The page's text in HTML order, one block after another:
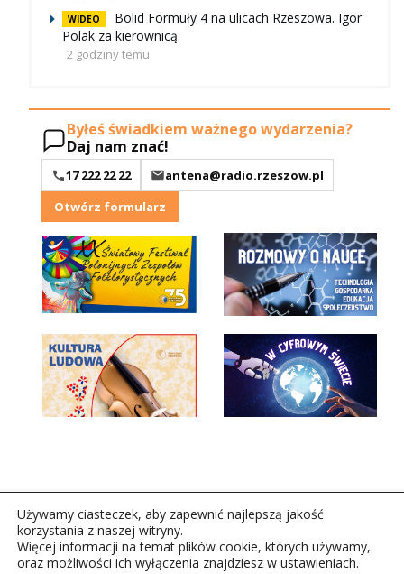
WIDEO
Bolid Formuły 4 na ulicach Rzeszowa. Igor
Polak za kierownicą
2 godziny temu
Byłeś świadkiem ważnego wydarzenia?
Daj nam znać!
17 222 22 22
antena@radio.rzeszow.pl
Otwórz formularz
Używamy ciasteczek, aby zapewnić najlepszą jakość
korzystania z naszej witryny.
Więcej informacji na temat plików cookie, których używamy,
oraz możliwości ich wyłączenia znajdziesz w ustawieniach.